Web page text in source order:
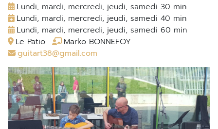
Lundi, mardi, mercredi, jeudi, samedi 30 min
Lundi, mardi, mercredi, jeudi, samedi 40 min
Lundi, mardi, mercredi, jeudi, samedi 60 min
Le Patio
Marko BONNEFOY
guitart38@gmail.com